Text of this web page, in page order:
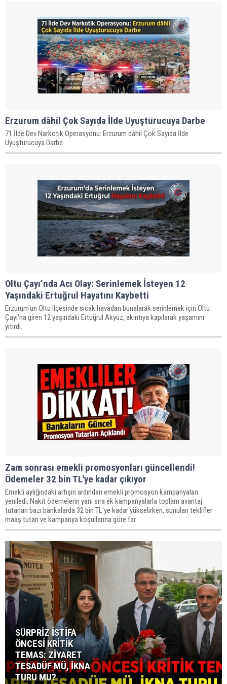
Erzurum dâhil Çok Sayıda İlde Uyuşturucuya Darbe
71 İlde Dev Narkotik Operasyonu: Erzurum dâhil Çok Sayıda İlde
Uyuşturucuya Darbe
Oltu Çayı’nda Acı Olay: Serinlemek İsteyen 12
Yaşındaki Ertuğrul Hayatını Kaybetti
Erzurum'un Oltu ilçesinde sıcak havadan bunalarak serinlemek için Oltu
Çayı'na giren 12 yaşındaki Ertuğrul Akyüz, akıntıya kapılarak yaşamını
yitirdi.
Zam sonrası emekli promosyonları güncellendi!
Ödemeler 32 bin TL'ye kadar çıkıyor
Emekli aylığındaki artışın ardından emekli promosyon kampanyaları
yeniledi. Nakit ödemelerin yanı sıra ek kampanyalarla toplam avantaj
tutarları bazı bankalarda 32 bin TL'ye kadar yükselirken, sunulan teklifler
maaş tutarı ve kampanya koşullarına göre far
SÜRPRİZ İSTİFA
ÖNCESİ KRİTİK
TEMAS: ZİYARET
TESADÜF MÜ, İKNA
TURU MU?